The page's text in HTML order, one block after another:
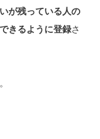
が残っている人の
きるように登録さ